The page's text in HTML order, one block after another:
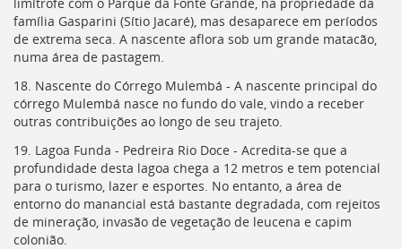
família Gasparini (Sítio Jacaré), mas desaparece em períodos
de extrema seca. A nascente aflora sob um grande matacão,
numa área de pastagem.
18. Nascente do Córrego Mulembá - A nascente principal do
córrego Mulembá nasce no fundo do vale, vindo a receber
outras contribuições ao longo de seu trajeto.
19. Lagoa Funda - Pedreira Rio Doce - Acredita-se que a
profundidade desta lagoa chega a 12 metros e tem potencial
para o turismo, lazer e esportes. No entanto, a área de
entorno do manancial está bastante degradada, com rejeitos
de mineração, invasão de vegetação de leucena e capim
colonião.